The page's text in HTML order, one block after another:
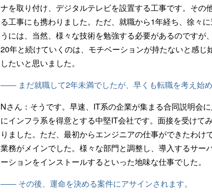
ナを取り付け、デジタルテレビを設置する工事です。その
る工事にも携わりました。ただ、就職から1年経ち、徐々
うには、当然、様々な技術を勉強する必要があるのですが
20年と続けていくのは、モチベーションが持たないと感
したいと思いました。
—— まだ就職して2年未満でしたが、早くも転職を考え始め
Nさん： そうです。早速、IT系の企業が集まる合同説明会
にインフラ系を得意とする中堅IT会社です。面接を受けて
りました。ただ、最初からエンジニアの仕事ができたわ
業務がメインでした。様々な部門と調整し、導入するサー
ーションをインストールするといった地味な仕事でした。
—— その後、運命を決める案件にアサインされます。